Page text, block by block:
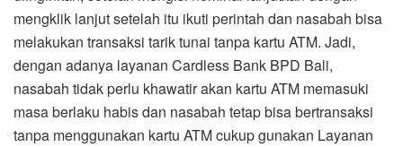
mengklik lanjut setelah itu ikuti perintah dan nasabah bisa
melakukan transaksi tarik tunai tanpa kartu ATM. Jadi,
dengan adanya layanan Cardless Bank BPD Bali,
nasabah tidak perlu khawatir akan kartu ATM memasuki
masa berlaku habis dan nasabah tetap bisa bertransaksi
tanpa menggunakan kartu ATM cukup gunakan Layanan